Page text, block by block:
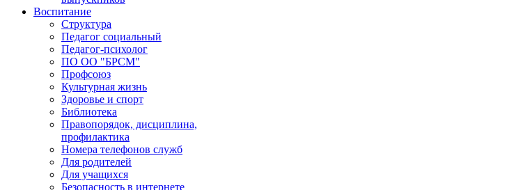
Воспитание
Структура
Педагог социальный
Педагог-психолог
ПО ОО "БРСМ"
Профсоюз
Культурная жизнь
Здоровье и спорт
Библиотека
Правопорядок, дисциплина,
профилактика
Номера телефонов служб
Для родителей
Для учащихся
Безопасность в интернете